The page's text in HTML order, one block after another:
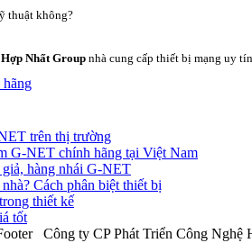
thuật không?
Hợp Nhất Group nhà cung cấp thiết bị mạng uy
trên thị trường
G-NET chính hãng tại Việt Nam
giả, hàng nhái G-NET
Cách phân biệt thiết bị
thiết kế
tốt
Công ty CP Phát Triển Công Nghệ